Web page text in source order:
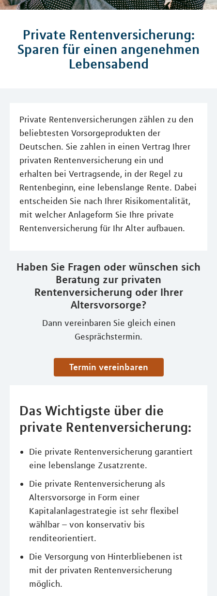
Private Rentenversicherung:
Sparen für einen angenehmen
Lebensabend
Private Rentenversicherungen zählen zu den
beliebtesten Vorsorgeprodukten der
Deutschen. Sie zahlen in einen Vertrag Ihrer
privaten Rentenversicherung ein und
erhalten bei Vertragsende, in der Regel zu
Rentenbeginn, eine lebenslange Rente. Dabei
entscheiden Sie nach Ihrer Risikomentalität,
mit welcher Anlageform Sie Ihre private
Rentenversicherung für Ihr Alter aufbauen.
Haben Sie Fragen oder wünschen sich
Beratung zur privaten
Rentenversicherung oder Ihrer
Altersvorsorge?
Dann vereinbaren Sie gleich einen
Gesprächstermin.
Termin vereinbaren
Das Wichtigste über die
private Rentenversicherung:
Die private Rentenversicherung garantiert
eine lebenslange Zusatzrente.
Die private Rentenversicherung als
Altersvorsorge in Form einer
Kapitalanlagestrategie ist sehr flexibel
wählbar – von konservativ bis
renditeorientiert.
Die Versorgung von Hinterbliebenen ist
mit der privaten Rentenversicherung
möglich.